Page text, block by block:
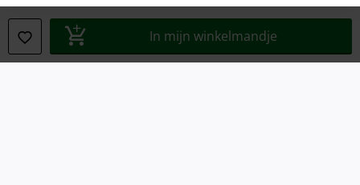
In mijn winkelmandje
Annuleer bestelling